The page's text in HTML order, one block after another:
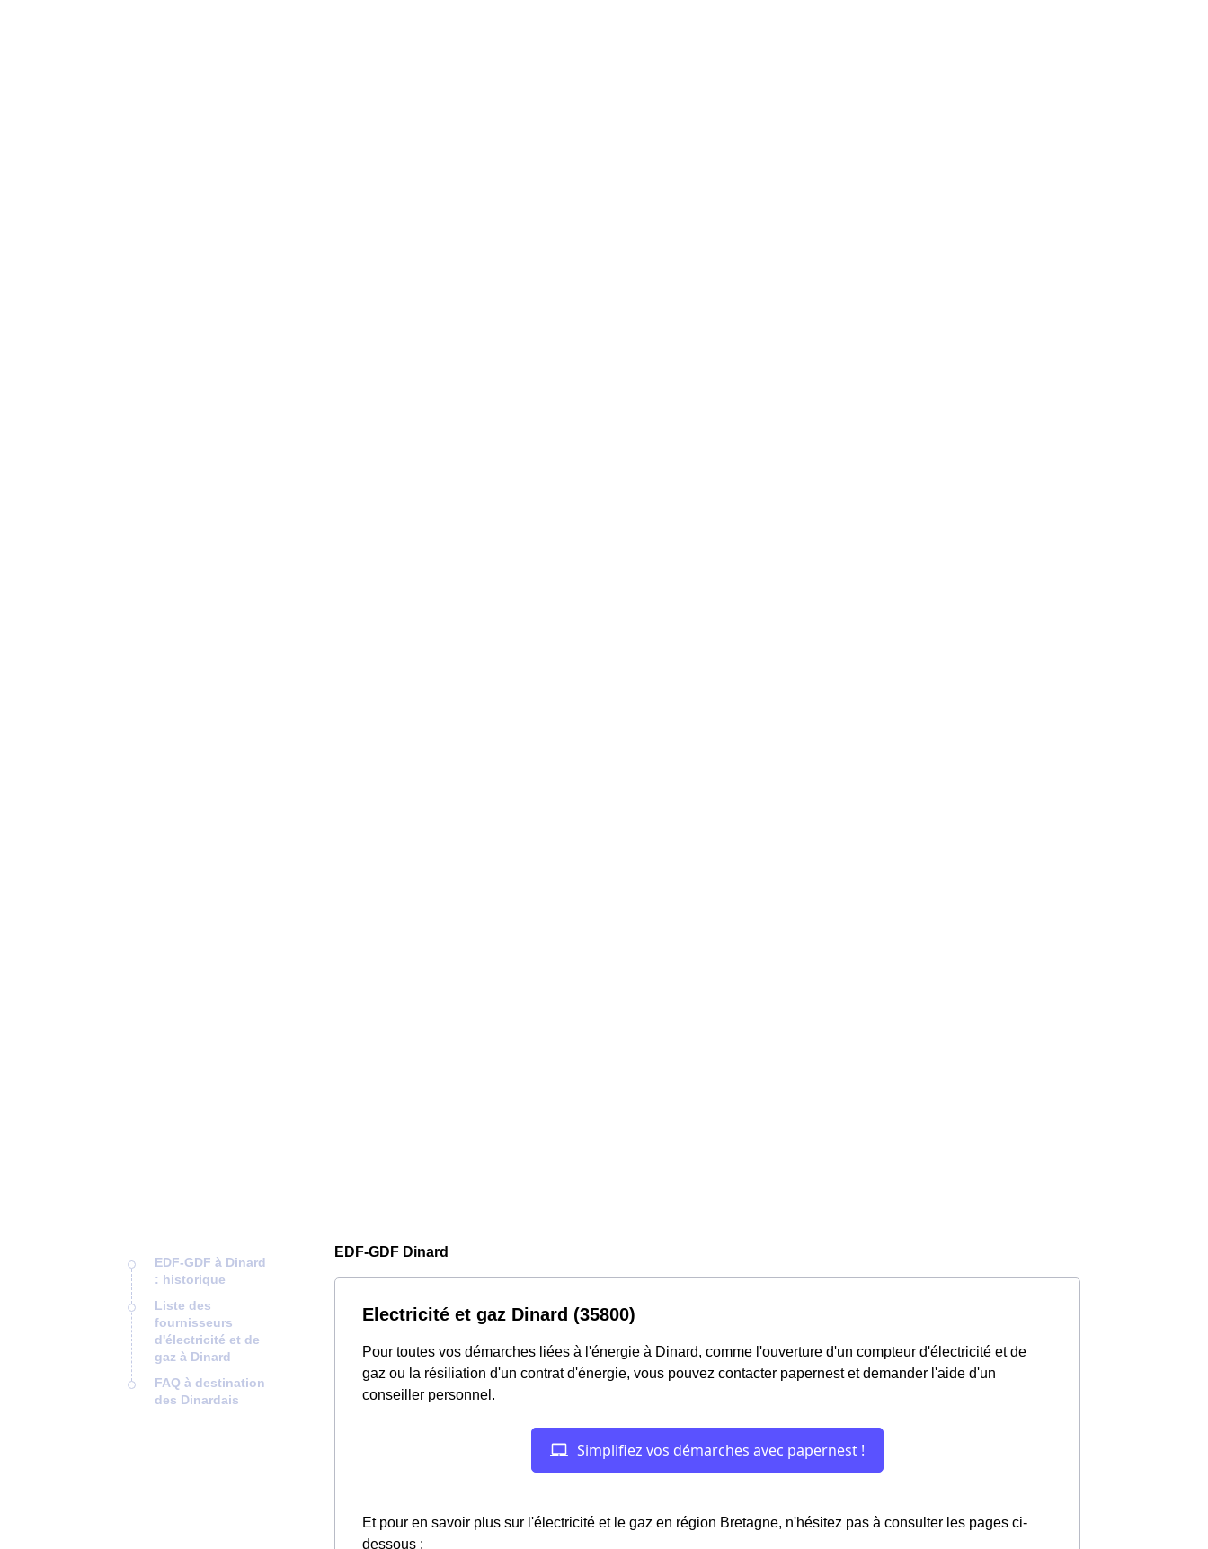
EDF-GDF à Dinard
: historique
Liste des
fournisseurs
d'électricité et de
gaz à Dinard
FAQ à destination
des Dinardais
EDF-GDF Dinard
Electricité et gaz Dinard (35800)
Pour toutes vos démarches liées à l'énergie à Dinard, comme l'ouverture d'un compteur d'électricité et de
gaz ou la résiliation d'un contrat d'énergie, vous pouvez contacter papernest et demander l'aide d'un
conseiller personnel.
Et pour en savoir plus sur l'électricité et le gaz en région Bretagne, n'hésitez pas à consulter les pages ci-
dessous :